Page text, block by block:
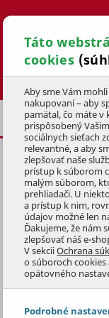
Táto
cookies
Aby sme Vám
nakupovaní – aby
pamätal, čo máte v
prispôsobený
sociálnych sieťach
relevantné, a aby
zlepšovať naše
prístup k súborom
malým súborom,
prehliadači. U
a prístup k nim,
údajov možné len
Ďakujeme, že nám
zlepšovať náš e-
V sekciiOchrana
o súboroch
opätovného
Podrobné
Hľadať
NÔŽ41
KÓD: 1SEZ0019
Preskočiť sekciu